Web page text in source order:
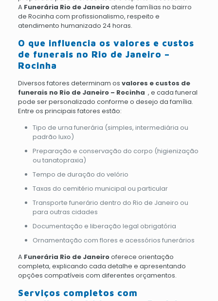
A Funerária Rio de Janeiroatende famílias no bairro
de Rocinha com profissionalismo, respeito e
atendimento humanizado 24 horas.
O que influencia os valores e custos
de funerais no Rio de Janeiro –
Rocinha
Diversos fatores determinam os valores e custos de
funerais no Rio de Janeiro – Rocinha , e cada funeral
pode ser personalizado conforme o desejo da família.
Entre os principais fatores estão:
Tipo de urna funerária (simples, intermediária ou
padrão luxo)
Preparação e conservação do corpo (higienização
ou tanatopraxia)
Tempo de duração do velório
Taxas do cemitério municipal ou particular
Transporte funerário dentro do Rio de Janeiro ou
para outras cidades
Documentação e liberação legal obrigatória
Ornamentação com flores e acessórios funerários
A Funerária Rio de Janeirooferece orientação
completa, explicando cada detalhe e apresentando
opções compatíveis com diferentes orçamentos.
Serviços completos com